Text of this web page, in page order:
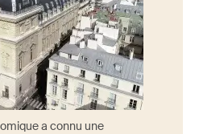
a connu une